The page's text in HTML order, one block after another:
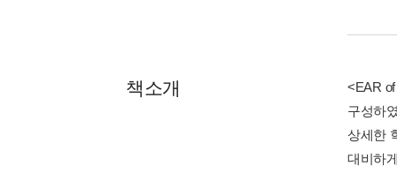
책소개
<EAR
구성하
상세한
대비하